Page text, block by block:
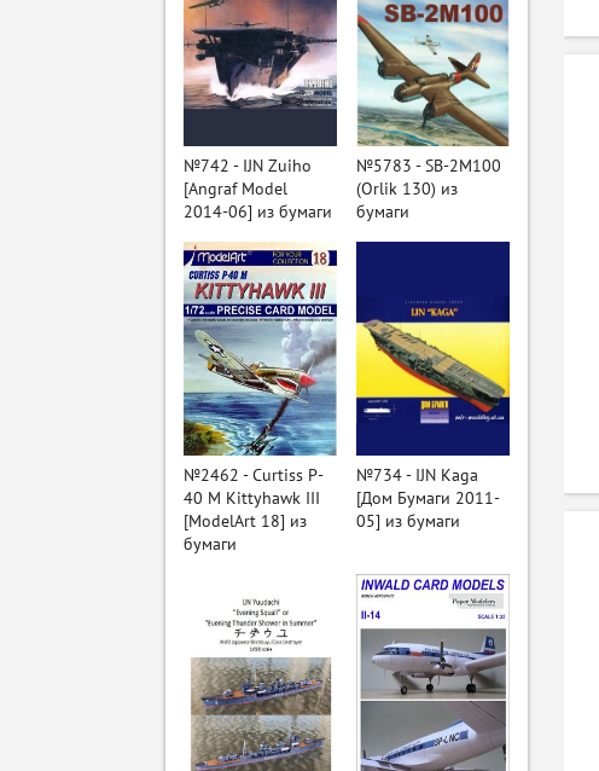
№742 - IJN Zuiho
[Angraf Model
2014-06] из бумаги
№5783 - SB-2M100
(Orlik 130) из
бумаги
№2462 - Curtiss P-
40 M Kittyhawk III
[ModelArt 18] из
бумаги
№734 - IJN Kaga
[Дом Бумаги 2011-
05] из бумаги